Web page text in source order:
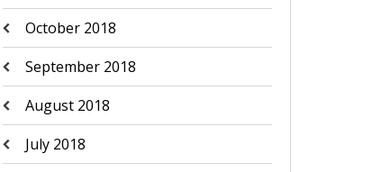
October 2018
September 2018
August 2018
July 2018